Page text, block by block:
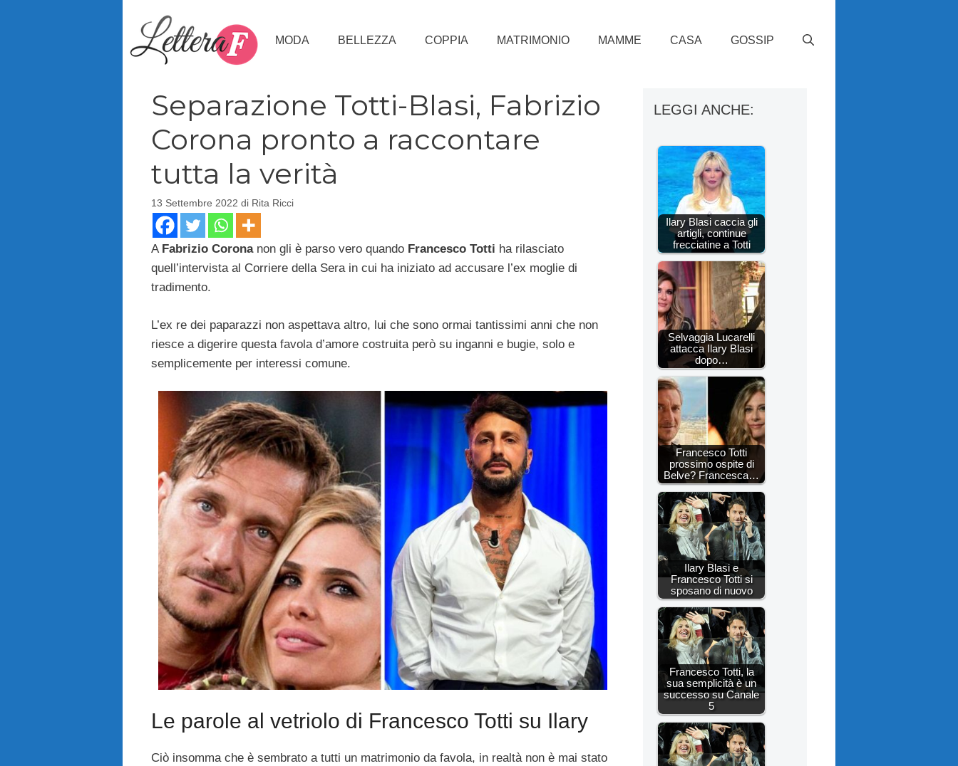
MODA BELLEZZA COPPIA MATRIMONIO MAMME CASA GOSSIP
Separazione Totti-Blasi, Fabrizio
Corona pronto a raccontare
tutta la verità
13 Settembre 2022 di Rita Ricci
A Fabrizio Coronanon gli è parso vero quando Francesco Totti ha rilasciato
quell’intervista al Corriere della Sera in cui ha iniziato ad accusare l’ex moglie di
tradimento.
L’ex re dei paparazzi non aspettava altro, lui che sono ormai tantissimi anni che non
riesce a digerire questa favola d’amore costruita però su inganni e bugie, solo e
semplicemente per interessi comune.
Le parole al vetriolo di Francesco Totti su Ilary
Ciò insomma che è sembrato a tutti un matrimonio da favola, in realtà non è mai stato
LEGGI ANCHE:
Ilary Blasi caccia gli
artigli, continue
frecciatine a Totti
Selvaggia Lucarelli
attacca Ilary Blasi
dopo…
Francesco Totti
prossimo ospite di
Belve? Francesca…
Ilary Blasi e
Francesco Totti si
sposano di nuovo
Francesco Totti, la
sua semplicità è un
successo su Canale
5